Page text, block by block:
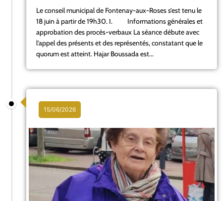
Le conseil municipal de Fontenay-aux-Roses s’est tenu le
18 juin à partir de 19h30. I. Informations générales et
approbation des procès-verbaux La séance débute avec
l’appel des présents et des représentés, constatant que le
quorum est atteint. Hajar Boussada est...
15/06/2026